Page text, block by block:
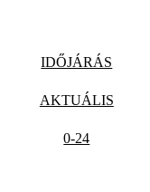
IDŐJÁRÁS
AKTUÁLIS
0-24